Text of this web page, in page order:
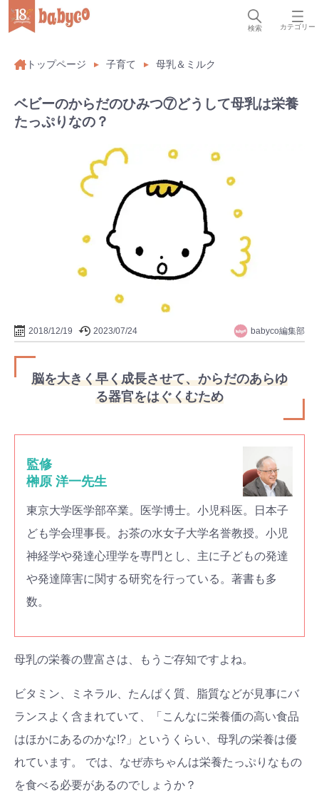
検索 カテゴリー
トップページ 子育て 母乳＆ミルク
ベビーのからだのひみつ⑦どうして母乳は栄養
たっぷりなの？
2018/12/19 2023/07/24 babyco編集部
脳を大きく早く成長させて、からだのあらゆ
る器官をはぐくむため
監修
榊原 洋一先生
東京大学医学部卒業。医学博士。小児科医。日本子
ども学会理事長。お茶の水女子大学名誉教授。小児
神経学や発達心理学を専門とし、主に子どもの発達
や発達障害に関する研究を行っている。著書も多
数。
母乳の栄養の豊富さは、もうご存知ですよね。
ビタミン、ミネラル、たんぱく質、脂質などが見事にバ
ランスよく含まれていて、「こんなに栄養価の高い食品
はほかにあるのかな!?」というくらい、母乳の栄養は優
れています。 では、なぜ赤ちゃんは栄養たっぷりなもの
を食べる必要があるのでしょうか？